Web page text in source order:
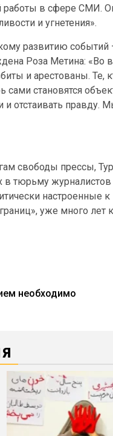
в сфере СМИ.
и угнетения».
развитию
Роза Метина: «Во
и арестованы. Те,
сами становятся
и отстаивать
свободы прессы,
тюрьму
настроенные
уже много
необходимо